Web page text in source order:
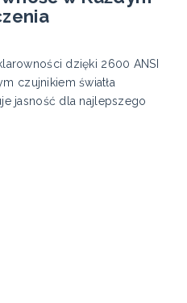
dzięki 2600 ANSI
czujnikiem światła
jasność dla najlepszego